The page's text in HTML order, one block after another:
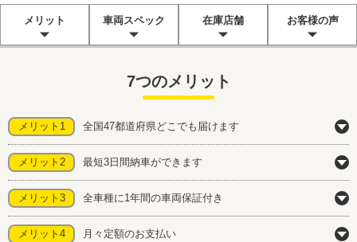
メリット 車両スペック 在庫店舗 お客様の声
7つのメリット
メリット1 全国47都道府県どこでも届けます
メリット2 最短3日間納車ができます
メリット3 全車種に1年間の車両保証付き
メリット4 月々定額のお支払い